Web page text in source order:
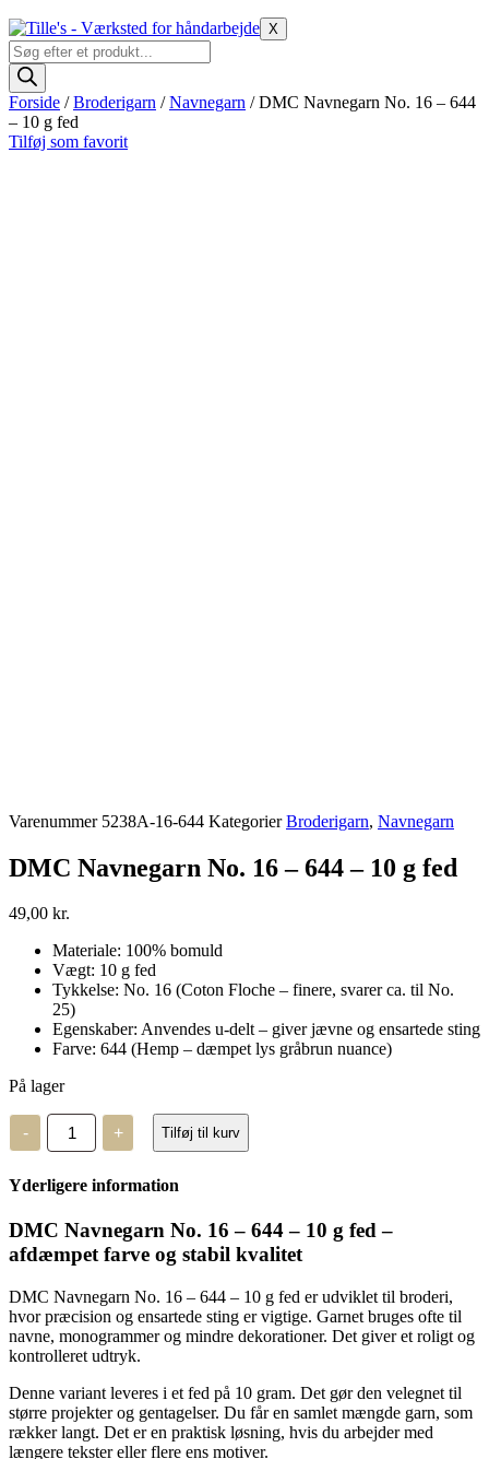
X
Products
search
Forside /Broderigarn /Navnegarn / DMC Navnegarn No. 16 – 644
– 10 g fed
Tilføj som favorit
Varenummer 5238A-16-644 Kategorier Broderigarn, Navnegarn
DMC Navnegarn No. 16 – 644 – 10 g fed
49,00 kr.
Materiale: 100% bomuld
Vægt: 10 g fed
Tykkelse: No. 16 (Coton Floche – finere, svarer ca. til No.
25)
Egenskaber: Anvendes u-delt – giver jævne og ensartede sting
Farve: 644 (Hemp – dæmpet lys gråbrun nuance)
På lager
-
DMC
Navnegarn
No.
16
-
-
10
g
antal
+ Tilføj til kurv
Yderligere information
DMC Navnegarn No. 16 – 644 – 10 g fed –
afdæmpet farve og stabil kvalitet
DMC Navnegarn No. 16 – 644 – 10 g fed er udviklet til broderi,
hvor præcision og ensartede sting er vigtige. Garnet bruges ofte til
navne, monogrammer og mindre dekorationer. Det giver et roligt og
kontrolleret udtryk.
Denne variant leveres i et fed på 10 gram. Det gør den velegnet til
større projekter og gentagelser. Du får en samlet mængde garn, som
rækker langt. Det er en praktisk løsning, hvis du arbejder med
længere tekster eller flere ens motiver.